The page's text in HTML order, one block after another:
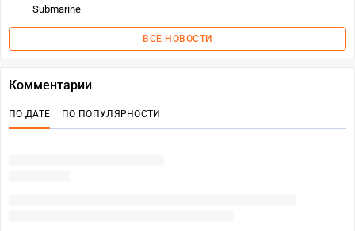
Submarine
ВСЕ НОВОСТИ
Комментарии
ПО ДАТЕ ПО ПОПУЛЯРНОСТИ